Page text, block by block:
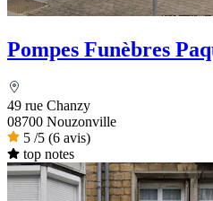
Pompes Funèbres
49 rue Chanzy
08700 Nouzonville
5 /5 (6 avis)
top notes